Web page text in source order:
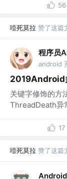
56
噎死莫拉 赞了这篇
程序员
android
2019Android
关键字修饰的方
ThreadDeath异
17
噎死莫拉 赞了这篇